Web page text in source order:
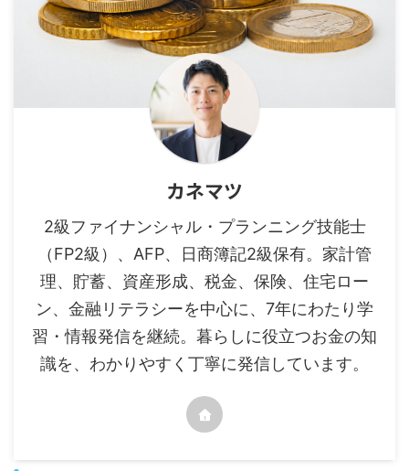
カネマツ
2級ファイナンシャル・プランニング技能士
（FP2級）、AFP、日商簿記2級保有。家計管
理、貯蓄、資産形成、税金、保険、住宅ロー
ン、金融リテラシーを中心に、7年にわたり学
習・情報発信を継続。暮らしに役立つお金の知
識を、わかりやすく丁寧に発信しています。